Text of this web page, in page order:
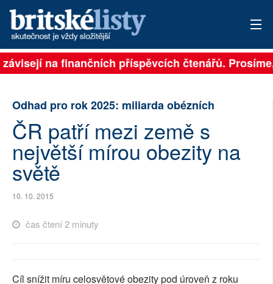
PŘIHLÁSIT
ARCHIV
ROZHOVORY
TÉMATA
AUTOŘI
na finančních příspěvcích čtenářů.
Odhad pro rok 2025: miliarda obézních
ČR patří mezi země s
největší mírou obezity na
světě
10. 10. 2015
čas čtení 2 minuty
Cíl snížit míru celosvětové obezity pod úroveň z roku